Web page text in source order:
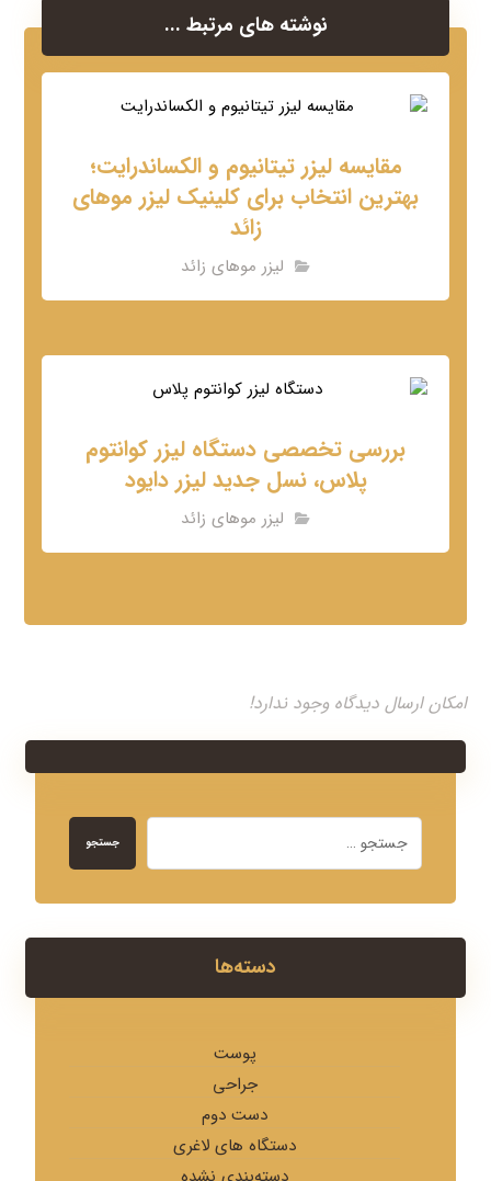
نوشته های مرتبط ...
مقایسه لیزر تیتانیوم و الکساندرایت؛
بهترین انتخاب برای کلینیک لیزر موهای
زائد
لیزر موهای زائد
بررسی تخصصی دستگاه لیزر کوانتوم
پلاس، نسل جدید لیزر دایود
لیزر موهای زائد
امکان ارسال دیدگاه وجود ندارد!
جستجو
دسته‌ها
پوست
جراحی
دست دوم
دستگاه های لاغری